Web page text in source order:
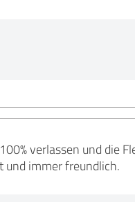
verlassen und die
und immer freundlich.